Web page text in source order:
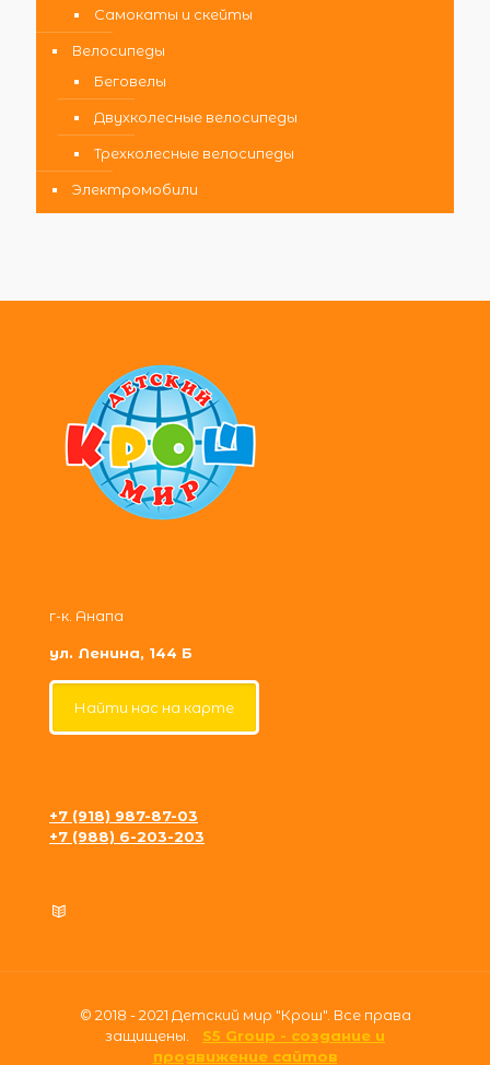
Самокаты и скейты
Велосипеды
Беговелы
Двухколесные велосипеды
Трехколесные велосипеды
Электромобили
г-к. Анапа
ул. Ленина, 144 Б
Найти нас на карте
+7 (918) 987-87-03
+7 (988) 6-203-203
© 2018 - 2021 Детский мир "Крош". Все права
защищены. S5 Group - создание и
продвижение сайтов